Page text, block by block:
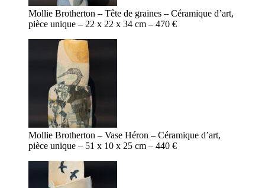
Mollie Brotherton – Tête de graines – Céramique d’art,
pièce unique – 22 x 22 x 34 cm – 470 €
Mollie Brotherton – Vase Héron – Céramique d’art,
pièce unique – 51 x 10 x 25 cm – 440 €